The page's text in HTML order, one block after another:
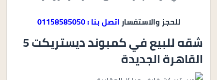
للحجز والاستفساراتصل بنا : 01158585050
شقه للبيع في كمبوند ديستريكت 5
القاهرة الجديدة